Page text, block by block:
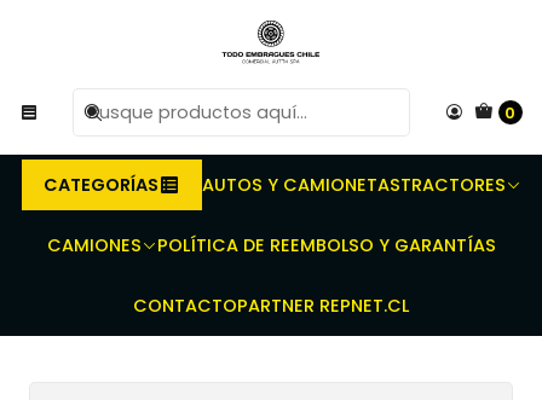
0
CATEGORÍAS AUTOS Y CAMIONETASTRACTORES
CAMIONES POLÍTICA DE REEMBOLSO Y GARANTÍAS
CONTACTOPARTNER REPNET.CL
Compra antes de las 10 AM de Lunes a Viernes y
entregaremos al transporte en un máximo de 24 hrs hábiles.
Inicio
embrague - Discos toma Fuerza
New Holland
80